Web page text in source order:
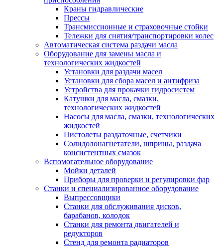
Краны гидравлические
Прессы
Трансмиссионные и страховочные стойки
Тележки для снятия/транспортировки колес
Автоматическая система раздачи масла
Оборудование для замены масла и
технологических жидкостей
Установки для раздачи масел
Установки для сбора масел и антифриза
Устройства для прокачки гидросистем
Катушки для масла, смазки,
технологических жидкостей
Насосы для масла, смазки, технологических
жидкостей
Пистолеты раздаточные, счетчики
Солидолонагнетатели, шприцы, раздача
консистентных смазок
Вспомогательное оборудование
Мойки деталей
Приборы для проверки и регулировки фар
Станки и специализированное оборудование
Выпрессовщики
Станки для обслуживания дисков,
барабанов, колодок
Станки для ремонта двигателей и
редукторов
Стенд для ремонта радиаторов